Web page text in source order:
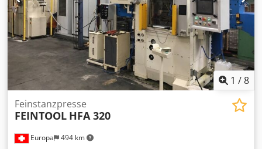
4180/1280/4125 mm Cedpfxjur H I Ns Ab Neha Gewicht: 12
Tonnen Diese Bohrmaschine erfüllt die
Mindestanforderungen für Sicherheit und
Gesundheitsschutz gemäß der Richtlinie 2009/104/EG,
bekannt als "Werkzeugrichtlinie". Die Maschine steht zur
Überprüfung unter Strom in unserem Lager in
Zentralpolen bereit.
1 /8
Europa 494 km
Feinstanzpresse
FEINTOOL HFA 320